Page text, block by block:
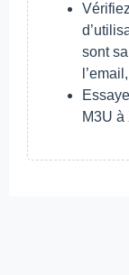
sont
M3U à